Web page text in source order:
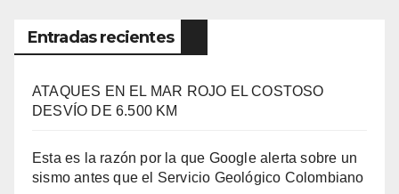
Entradas recientes
ATAQUES EN EL MAR ROJO EL COSTOSO
DESVÍO DE 6.500 KM
Esta es la razón por la que Google alerta sobre un
sismo antes que el Servicio Geológico Colombiano